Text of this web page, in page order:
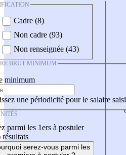
Cadre (8)
Non cadre (93)
Non renseignée (43)
BRUT MINIMUM
minimum
une périodicité pour le salaire saisi
parmi les 1ers à postuler
résultats
serez-vous parmi les